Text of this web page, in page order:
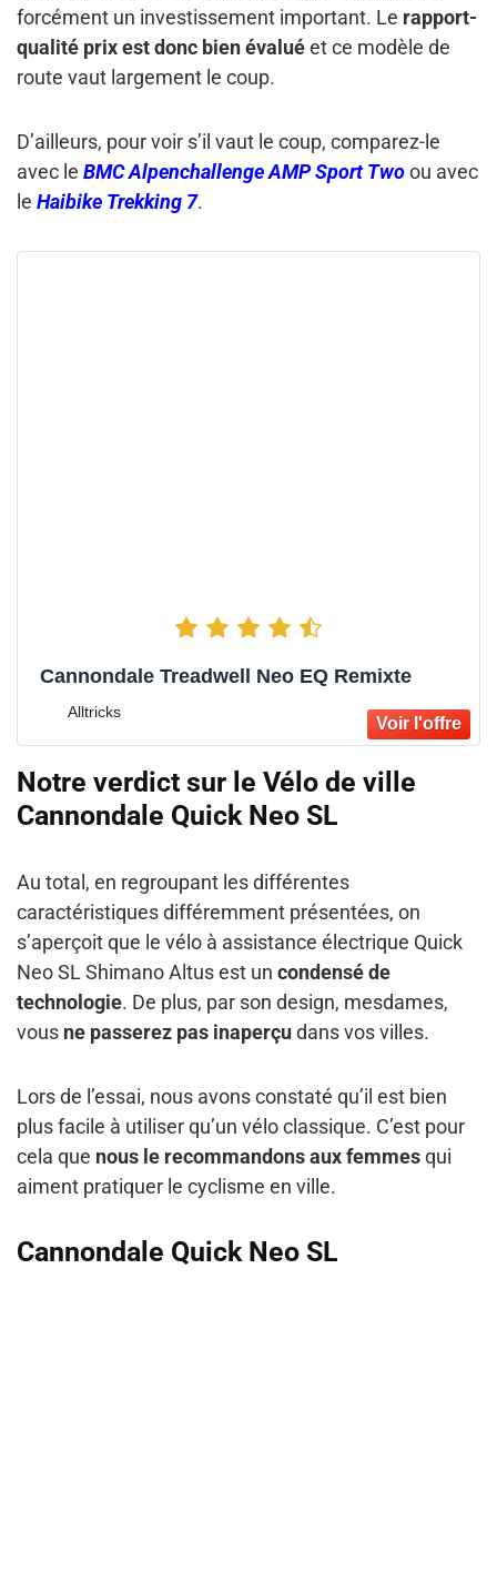
forcément un investissement important. Le rapport-
qualité prix est donc bien évaluéet ce modèle de
route vaut largement le coup.
D’ailleurs, pour voir s’il vaut le coup, comparez-le
avec le BMC Alpenchallenge AMP Sport Twoou avec
le Haibike Trekking 7.
Cannondale Treadwell Neo EQ Remixte
Alltricks
Notre verdict sur le Vélo de ville
Cannondale Quick Neo SL
Au total, en regroupant les différentes
caractéristiques différemment présentées, on
s’aperçoit que le vélo à assistance électrique Quick
Neo SL Shimano Altus est un condensé de
technologie. De plus, par son design, mesdames,
vous ne passerez pas inaperçudans vos villes.
Lors de l’essai, nous avons constaté qu’il est bien
plus facile à utiliser qu’un vélo classique. C’est pour
cela que nous le recommandons aux femmesqui
aiment pratiquer le cyclisme en ville.
Cannondale Quick Neo SL